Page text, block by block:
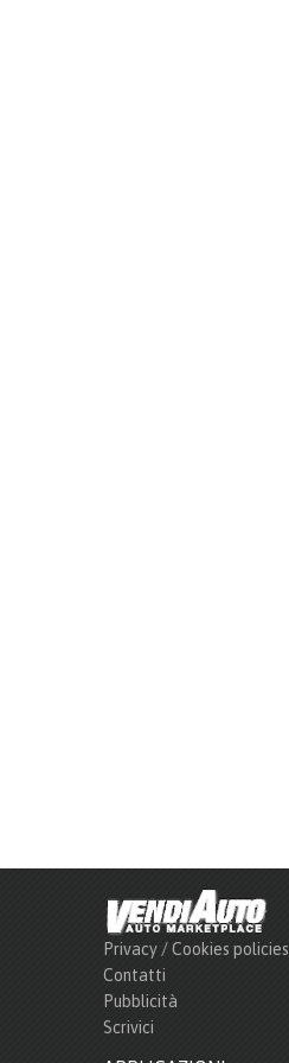
Privacy / Cookies policies
Contatti
Pubblicità
Scrivici